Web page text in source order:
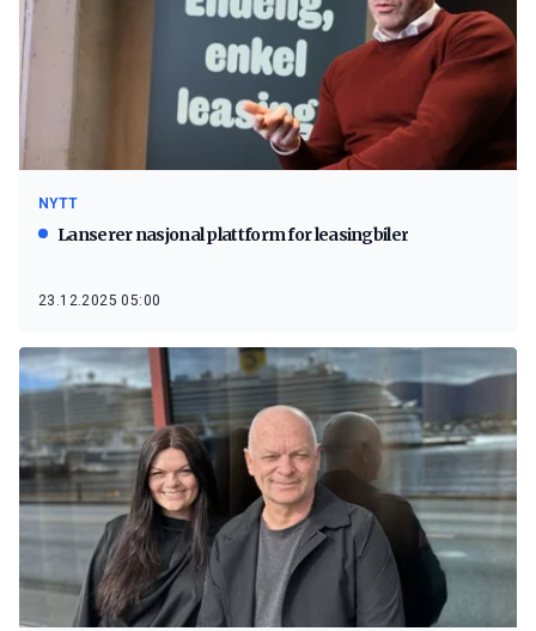
NYTT
Lanserer nasjonal plattform for leasingbiler
23.12.2025 05:00